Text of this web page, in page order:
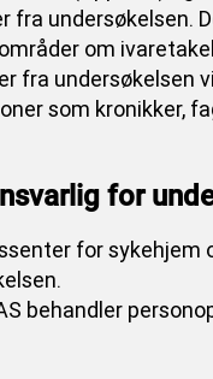
fra undersøkelsen.
om
fra undersøkelsen
som kronikker,
for
for sykehjem
behandler